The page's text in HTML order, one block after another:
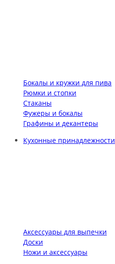
Бокалы и кружки для пива
Рюмки и стопки
Стаканы
Фужеры и бокалы
Графины и декантеры
Кухонные принадлежности
Аксессуары для выпечки
Доски
Ножи и аксессуары